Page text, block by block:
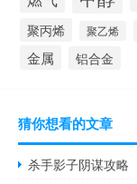
聚丙烯 聚乙烯
金属 铝合金
猜你想看的文章
杀手影子阴谋攻略